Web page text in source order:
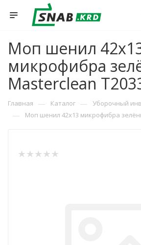
Моп шенил
микрофибра
Masterclean
Главная — Каталог — Уборочный
— Моп шенил 42х13 микрофибра